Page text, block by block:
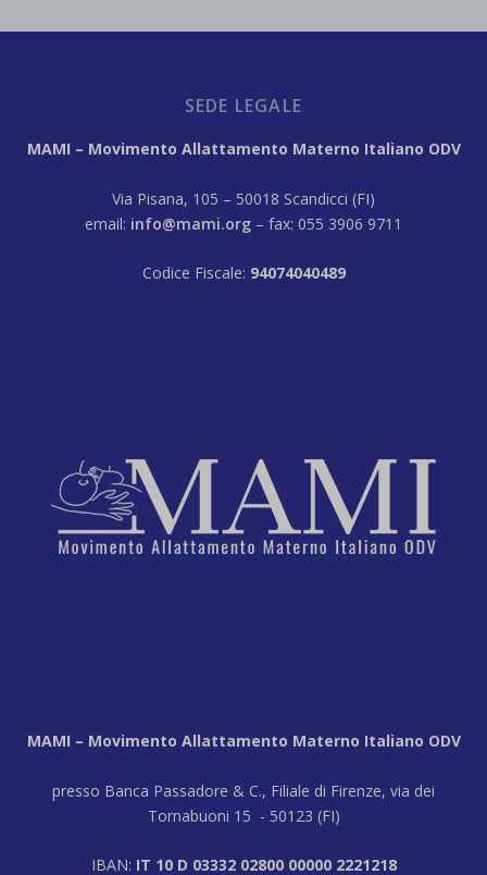
SEDE LEGALE
MAMI – Movimento Allattamento Materno Italiano ODV
Via Pisana, 105 – 50018 Scandicci (FI)
email: info@mami.org – fax: 055 3906 9711
Codice Fiscale: 94074040489
MAMI – Movimento Allattamento Materno Italiano ODV
presso Banca Passadore & C., Filiale di Firenze, via dei
Tornabuoni 15 - 50123 (FI)
IBAN: IT 10 D 03332 02800 00000 2221218